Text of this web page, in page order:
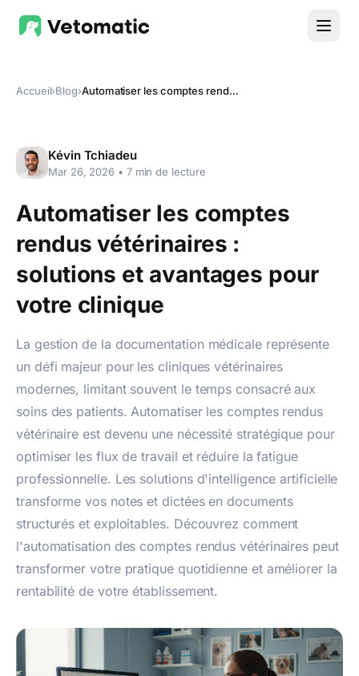
Accueil›Blog› Automatiser les comptes rendus vétérinaires : solutions et avantages pour votre clinique
Kévin Tchiadeu
Mar 26, 2026 • 7min de lecture
Automatiser les comptes
rendus vétérinaires :
solutions et avantages pour
votre clinique
La gestion de la documentation médicale représente
un défi majeur pour les cliniques vétérinaires
modernes, limitant souvent le temps consacré aux
soins des patients. Automatiser les comptes rendus
vétérinaire est devenu une nécessité stratégique pour
optimiser les flux de travail et réduire la fatigue
professionnelle. Les solutions d'intelligence artificielle
transforme vos notes et dictées en documents
structurés et exploitables. Découvrez comment
l'automatisation des comptes rendus vétérinaires peut
transformer votre pratique quotidienne et améliorer la
rentabilité de votre établissement.